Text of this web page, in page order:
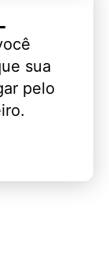
sua
pelo